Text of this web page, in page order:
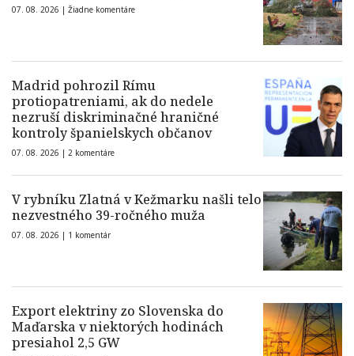
07. 08. 2026 | Žiadne komentáre
Madrid pohrozil Rímu
protiopatreniami, ak do nedele
nezruší diskriminačné hraničné
kontroly španielskych občanov
07. 08. 2026 | 2 komentáre
V rybníku Zlatná v Kežmarku našli telo
nezvestného 39-ročného muža
07. 08. 2026 | 1 komentár
Export elektriny zo Slovenska do
Maďarska v niektorých hodinách
presiahol 2,5 GW